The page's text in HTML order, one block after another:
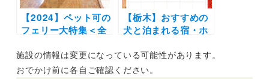
【2024】ペット可の
フェリー大特集＜全
縄までウィズペット
ルーム・ペットルー
【栃木】おすすめの
犬と泊まれる宿・ホ
人気の那須や日光へ
愛犬と旅しよう♪
施設の情報は変更になっている可能性があります。
おでかけ前に各自ご確認ください。